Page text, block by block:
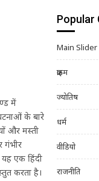
में
के बारे
और मस्ती
गंभीर
यह एक हिंदी
करता है।
Popular
Main Slider
क्राइम
ज्योतिष
धर्म
वीडियो
राजनीति